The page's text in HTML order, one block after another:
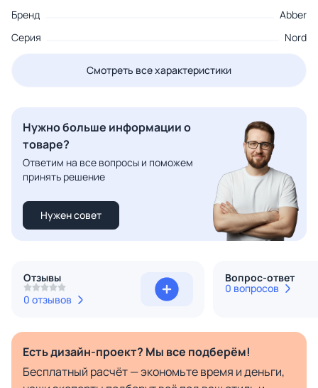
Бренд
Abber
Серия
Nord
Смотреть все характеристики
Нужно больше информации о
товаре?
Ответим на все вопросы и поможем
принять решение
Нужен совет
Отзывы
0 отзывов
Вопрос-ответ
0 вопросов
Есть дизайн-проект? Мы все подберём!
Бесплатный расчёт — экономьте время и деньги,